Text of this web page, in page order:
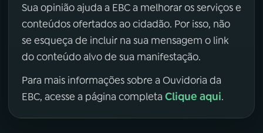
Sua opinião ajuda a EBC a melhorar os serviços e
conteúdos ofertados ao cidadão. Por isso, não
se esqueça de incluir na sua mensagem o link
do conteúdo alvo de sua manifestação.
Para mais informações sobre a Ouvidoria da
EBC, acesse a página completa Clique aqui.